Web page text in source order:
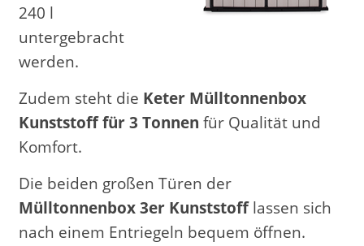
240 l
untergebracht
werden.
Zudem steht die Keter Mülltonnenbox
Kunststoff für 3 Tonnen für Qualität und
Komfort.
Die beiden großen Türen der
Mülltonnenbox 3er Kunststofflassen sich
nach einem Entriegeln bequem öffnen.